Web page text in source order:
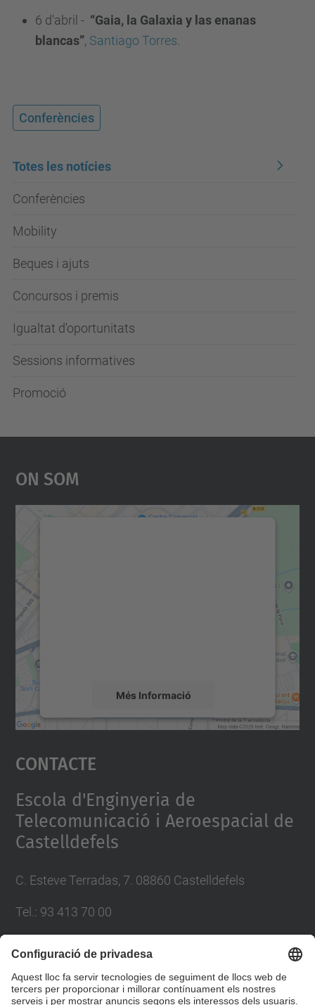
6 d'abril - “Gaia, la Galaxia y las enanas
blancas”, Santiago Torres
Conferències
Totes les notícies
Conferències
Mobility
Beques i ajuts
Concursos i premis
Igualtat d'oportunitats
Sessions informatives
Promoció
On Som
Més Informació
Accepta
powered by
Contacte
Escola d'Enginyeria de
Telecomunicació i Aeroespacial de
Castelldefels
C. Esteve Terradas, 7. 08860 Castelldefels
Tel.: 93 413 70 00
Llista Xarxes Socials